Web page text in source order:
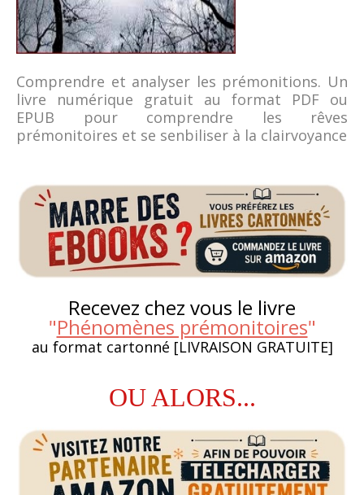
Comprendre et analyser les prémonitions. Un
livre numérique gratuit au format PDF ou
EPUB pour comprendre les rêves
prémonitoires et se senbiliser à la clairvoyance
Recevez chez vous le livre
"Phénomènes prémonitoires"
au format cartonné [LIVRAISON GRATUITE]
OU ALORS...